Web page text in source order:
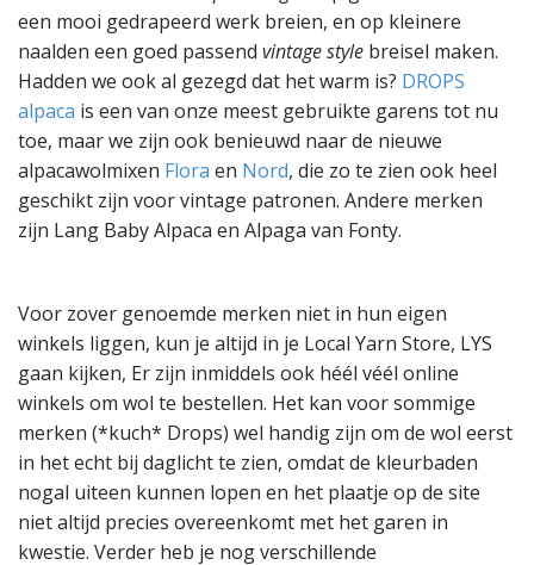
een mooi gedrapeerd werk breien, en op kleinere
naalden een goed passend vintage style breisel maken.
Hadden we ook al gezegd dat het warm is? DROPS
alpaca is een van onze meest gebruikte garens tot nu
toe, maar we zijn ook benieuwd naar de nieuwe
alpacawolmixen Flora en Nord, die zo te zien ook heel
geschikt zijn voor vintage patronen. Andere merken
zijn Lang Baby Alpaca en Alpaga van Fonty.
Voor zover genoemde merken niet in hun eigen
winkels liggen, kun je altijd in je Local Yarn Store, LYS
gaan kijken, Er zijn inmiddels ook héél véél online
winkels om wol te bestellen. Het kan voor sommige
merken (*kuch* Drops) wel handig zijn om de wol eerst
in het echt bij daglicht te zien, omdat de kleurbaden
nogal uiteen kunnen lopen en het plaatje op de site
niet altijd precies overeenkomt met het garen in
kwestie. Verder heb je nog verschillende